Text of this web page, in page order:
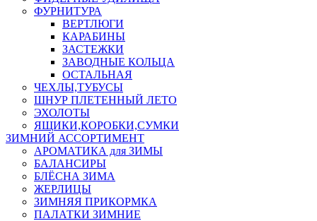
ФУРНИТУРА
ВЕРТЛЮГИ
КАРАБИНЫ
ЗАСТЕЖКИ
ЗАВОДНЫЕ КОЛЬЦА
ОСТАЛЬНАЯ
ЧЕХЛЫ,ТУБУСЫ
ШНУР ПЛЕТЕННЫЙ ЛЕТО
ЭХОЛОТЫ
ЯЩИКИ,КОРОБКИ,СУМКИ
ЗИМНИЙ АССОРТИМЕНТ
АРОМАТИКА для ЗИМЫ
БАЛАНСИРЫ
БЛЁСНА ЗИМА
ЖЕРЛИЦЫ
ЗИМНЯЯ ПРИКОРМКА
ПАЛАТКИ ЗИМНИЕ